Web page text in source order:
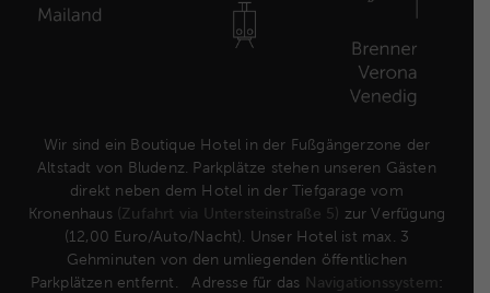
Wir sind ein Boutique Hotel in der Fußgängerzone der
Altstadt von Bludenz. Parkplätze stehen unseren Gästen
direkt neben dem Hotel in der Tiefgarage vom
Kronenhaus (Zufahrt via Untersteinstraße 5)
zur Verfügung
(12,00 Euro/Auto/Nacht). Unser Hotel ist max. 3
Gehminuten von den umliegenden öffentlichen
Parkplätzen entfernt. Adresse für das Navigationssystem :